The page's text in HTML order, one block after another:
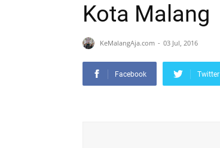
Kota Malang
KeMalangAja.com 03 Jul, 2016
Facebook Twitter